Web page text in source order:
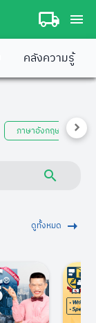
คลังความรู้
ภาษาอังกฤษ "ครูดิว"
ดูทั้งหมด